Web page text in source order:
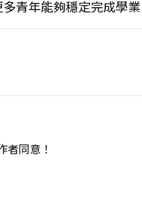
青年能夠穩定完成學
者同意！